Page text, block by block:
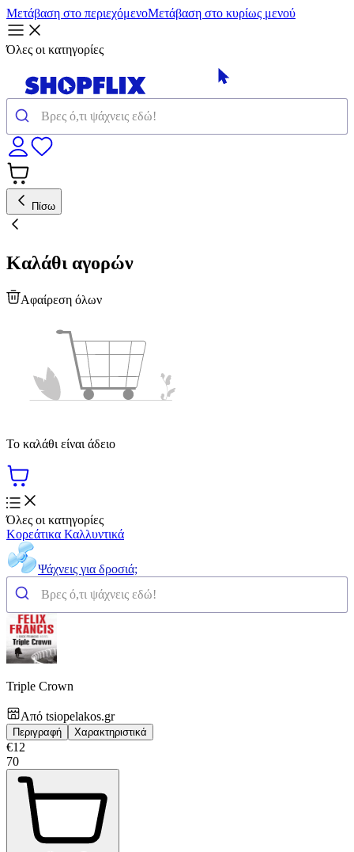
Μετάβαση στο περιεχόμενοΜετάβαση στο κυρίως μενού
Όλες οι κατηγορίες
Πίσω
Καλάθι αγορών
Αφαίρεση όλων
Το καλάθι είναι άδειο
Όλες οι κατηγορίες
Κορεάτικα Καλλυντικά
Ψάχνεις για δροσιά;
Triple Crown
Από tsiopelakos.gr
Περιγραφή Χαρακτηριστικά
€12
70